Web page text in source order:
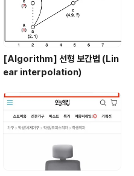
[Algorithm] 선형 보간법 (Lin
ear interpolation)